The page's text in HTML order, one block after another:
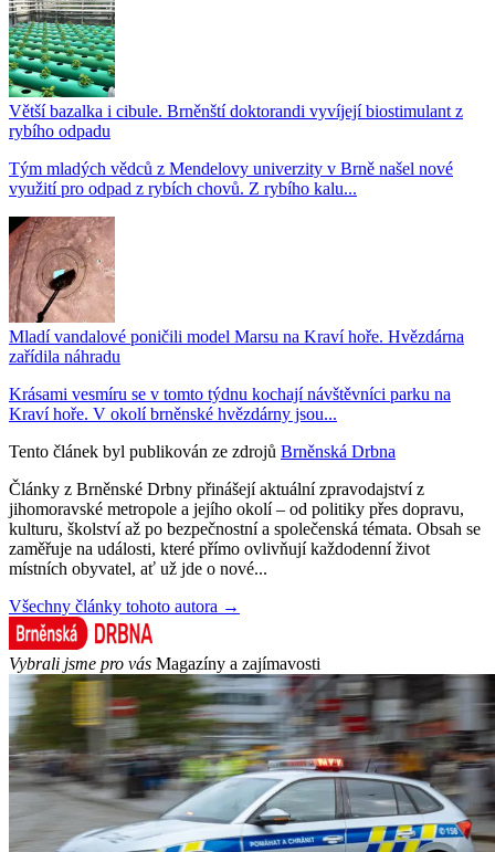
Větší bazalka i cibule. Brněnští doktorandi vyvíjejí biostimulant z
rybího odpadu
Tým mladých vědců z Mendelovy univerzity v Brně našel nové
využití pro odpad z rybích chovů. Z rybího kalu...
Mladí vandalové poničili model Marsu na Kraví hoře. Hvězdárna
zařídila náhradu
Krásami vesmíru se v tomto týdnu kochají návštěvníci parku na
Kraví hoře. V okolí brněnské hvězdárny jsou...
Tento článek byl publikován ze zdrojů Brněnská Drbna
Články z Brněnské Drbny přinášejí aktuální zpravodajství z
jihomoravské metropole a jejího okolí – od politiky přes dopravu,
kulturu, školství až po bezpečnostní a společenská témata. Obsah se
zaměřuje na události, které přímo ovlivňují každodenní život
místních obyvatel, ať už jde o nové...
Všechny články tohoto autora →
Vybrali jsme pro vás Magazíny a zajímavosti